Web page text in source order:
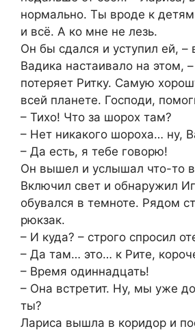
нормально. Ты вроде к
и всё. А ко мне не лезь.
Он бы сдался и уступил ей, –
Вадика настаивало на этом,
потеряет Ритку. Самую
всей планете. Господи,
– Тихо! Что за шорох там?
– Нет никакого шороха… ну,
– Да есть, я тебе говорю!
Он вышел и услышал что-то
Включил свет и обнаружил
обувался в темноте. Рядом
рюкзак.
– И куда? – строго спросил
– Да там… это… к Рите,
– Время одиннадцать!
– Она встретит. Ну, мы уже
ты?
Лариса вышла в коридор и